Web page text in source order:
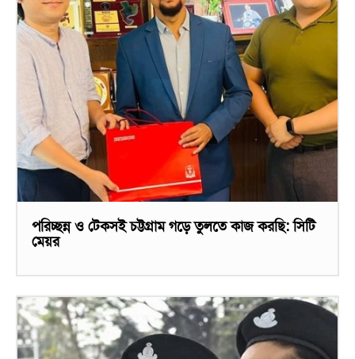
পরিচ্ছন্ন ও টেকসই চট্টগ্রাম গড়ে তুলতে কাজ করছি: সিটি
মেয়র